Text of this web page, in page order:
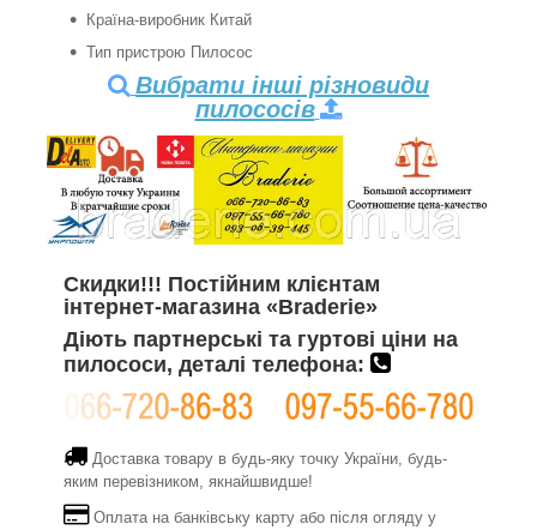
Країна-виробник Китай
Тип пристрою Пилосос
Вибрати інші різновиди
пилососів
Скидки!!! Постійним клієнтам
інтернет-магазина «Braderie»
Діють партнерські та гуртові ціни на
пилососи, деталі телефона:
Доставка товару в будь-яку точку України, будь-
яким перевізником, якнайшвидше!
Оплата на банківську карту або після огляду у